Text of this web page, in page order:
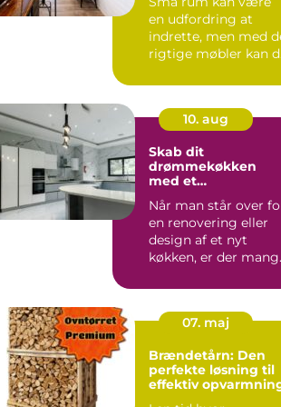
en udfordring at
indrette, men med
rigtige møbler kan
10. aug
Skab dit
drømmekøkken
med et
Når man står over
en renovering eller
design af et nyt
køkken, er der
07. maj
Brændetårn: Den
perfekte løsning til
effektiv